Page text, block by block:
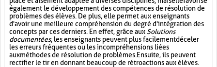
également le développement des compétences de résolution de
problèmes des élèves. De plus, elle permet aux enseignants
d'avoir une meilleure compréhension du degré d'intégration des
concepts par ces derniers. En effet, grâce aux Solutions
documentées, les enseignants peuvent plus facilement déceler
les erreurs fréquentes ou les incompréhensions liées
aux méthodes de résolution de problèmes. Ensuite, ils peuvent
rectifier le tir en donnant beaucoup de rétroactions aux élèves.